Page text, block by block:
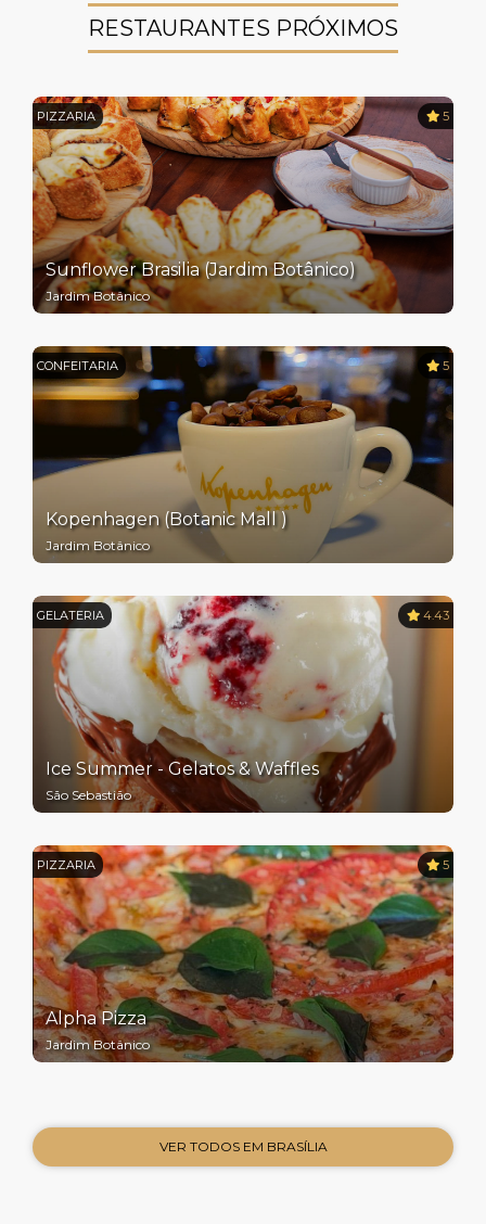
RESTAURANTES PRÓXIMOS
PIZZARIA 5
Sunflower Brasilia (Jardim Botânico)
Jardim Botânico
CONFEITARIA 5
Kopenhagen (Botanic Mall )
Jardim Botânico
GELATERIA 4.43
Ice Summer - Gelatos & Waffles
São Sebastião
PIZZARIA 5
Alpha Pizza
Jardim Botânico
VER TODOS EM BRASÍLIA